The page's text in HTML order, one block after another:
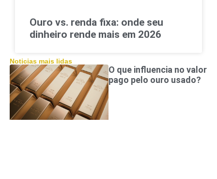
Ouro vs. renda fixa: onde seu
dinheiro rende mais em 2026
Noticias mais lidas
O que influencia no valor
pago pelo ouro usado?